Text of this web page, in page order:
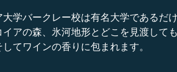
学バークレー校は有名大学であるだ
アの森、氷河地形とどこを見渡して
てワインの香りに包まれます。